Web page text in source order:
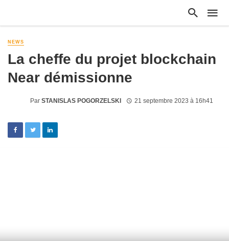
NEWS
La cheffe du projet blockchain
Near démissionne
Par STANISLAS POGORZELSKI 21 septembre 2023 à 16h41